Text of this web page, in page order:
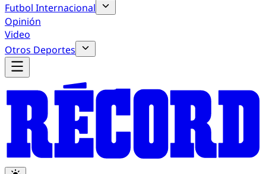
Futbol Internacional
Opinión
Video
Otros Deportes